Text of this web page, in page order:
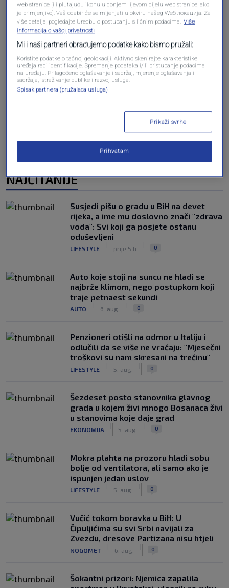
NAJČITANIJE
Susjedi pišu o gradu u BiH na devet
rijeka, a ime mu doslovno znači "zdrava
voda": Svi koji ga posjete ostanu
oduševljeni
LIFESTYLE prije 5 h 0
Auto koje stoji na suncu ne hladi se
najbrže klimom, nego postupkom koji
traje petnaest sekundi
AUTO 6. aug. 0
Penzioneri otišli na odmor u Italiju i
odlučili da se više ne vraćaju: "Mjesečni
troškovi su nam skresani na trećinu"
LIFESTYLE 5. aug. 0
Šezdeset posto stanovnika glavnog
grada u kojem živi mnogo Bosanaca živi
u stanovima koje daje grad
EKONOMIJA 5. aug. 0
Mokra plahta na prozoru hladi sobu
bolje od ventilatora, ali samo ako je
ispunjen jedan uslov
LIFESTYLE 5. aug. 0
Vučić tokom boravka u BiH: U
Čipuljićima su svi Srbi navijali za
Zvezdu, dresove Partizana nisu htjeli
NOGOMET 6. aug. 0
Šokantni prizori: Njemica zapalila
web stranice [ili plutajuću ikonu u donjem lijevom dijelu web stranice, ako
je primjenjivo]. Vaš odabir će se mijenjati u okviru našeg Wеб локација. Za
više detalja, pogledajte Uredbu o postupanju s ličnim podacima. Više
informacija o vašoj privatnosti
Mi i naši partneri obrađujemo podatke kako bismo pružali:
Koristite podatke o tačnoj geolokaciji. Aktivno skenirajte karakteristike
uređaja radi identifikacije. Spremanje podataka i/ili pristupanje podacima
na uređaju. Prilagođeno oglašavanje i sadržaj, mjerenje oglašavanja i
sadržaja, istraživanje publike i razvoj usluga.
Spisak partnera (pružalaca usluga)
Prikaži svrhe
Prihvatam